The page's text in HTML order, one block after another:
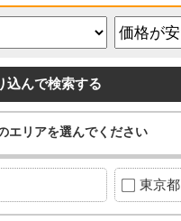
込んで検索する
エリアを選んでください
東京都